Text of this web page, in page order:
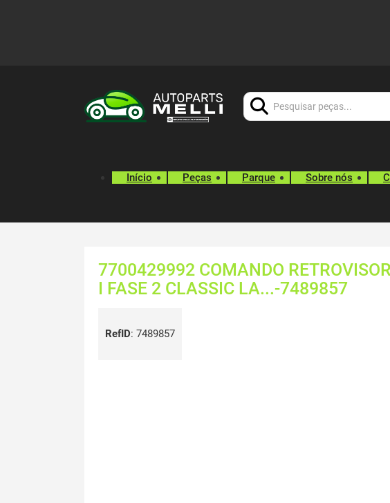
Início Peças Parque Sobre nós
7700429992 COMANDO
I FASE 2 CLASSIC LA...-7489857
RefID: 7489857